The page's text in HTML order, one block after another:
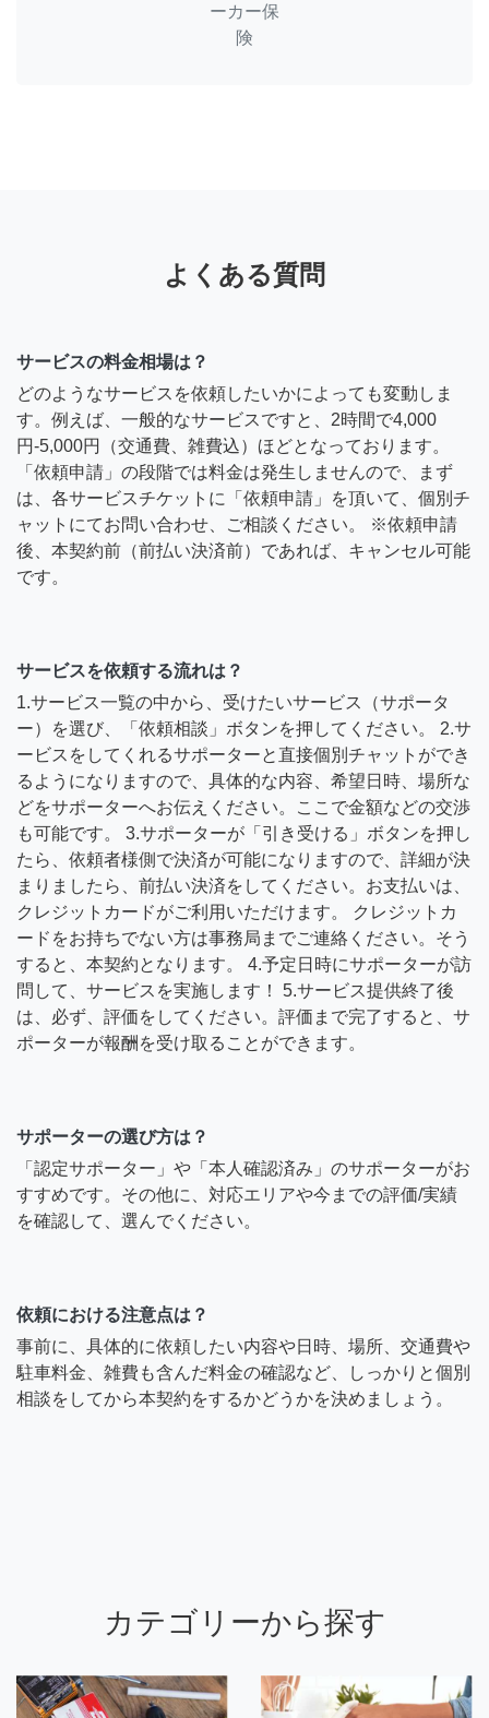
ーカー保
険
よくある質問
サービスの料金相場は？
どのようなサービスを依頼したいかによっても変動しま
す。例えば、一般的なサービスですと、2時間で4,000
円-5,000円（交通費、雑費込）ほどとなっております。
「依頼申請」の段階では料金は発生しませんので、まず
は、各サービスチケットに「依頼申請」を頂いて、個別チ
ャットにてお問い合わせ、ご相談ください。 ※依頼申請
後、本契約前（前払い決済前）であれば、キャンセル可能
です。
サービスを依頼する流れは？
1.サービス一覧の中から、受けたいサービス（サポータ
ー）を選び、「依頼相談」ボタンを押してください。 2.サ
ービスをしてくれるサポーターと直接個別チャットができ
るようになりますので、具体的な内容、希望日時、場所な
どをサポーターへお伝えください。ここで金額などの交渉
も可能です。 3.サポーターが「引き受ける」ボタンを押し
たら、依頼者様側で決済が可能になりますので、詳細が決
まりましたら、前払い決済をしてください。お支払いは、
クレジットカードがご利用いただけます。 クレジットカ
ードをお持ちでない方は事務局までご連絡ください。そう
すると、本契約となります。 4.予定日時にサポーターが訪
問して、サービスを実施します！ 5.サービス提供終了後
は、必ず、評価をしてください。評価まで完了すると、サ
ポーターが報酬を受け取ることができます。
サポーターの選び方は？
「認定サポーター」や「本人確認済み」のサポーターがお
すすめです。その他に、対応エリアや今までの評価/実績
を確認して、選んでください。
依頼における注意点は？
事前に、具体的に依頼したい内容や日時、場所、交通費や
駐車料金、雑費も含んだ料金の確認など、しっかりと個別
相談をしてから本契約をするかどうかを決めましょう。
カテゴリーから探す